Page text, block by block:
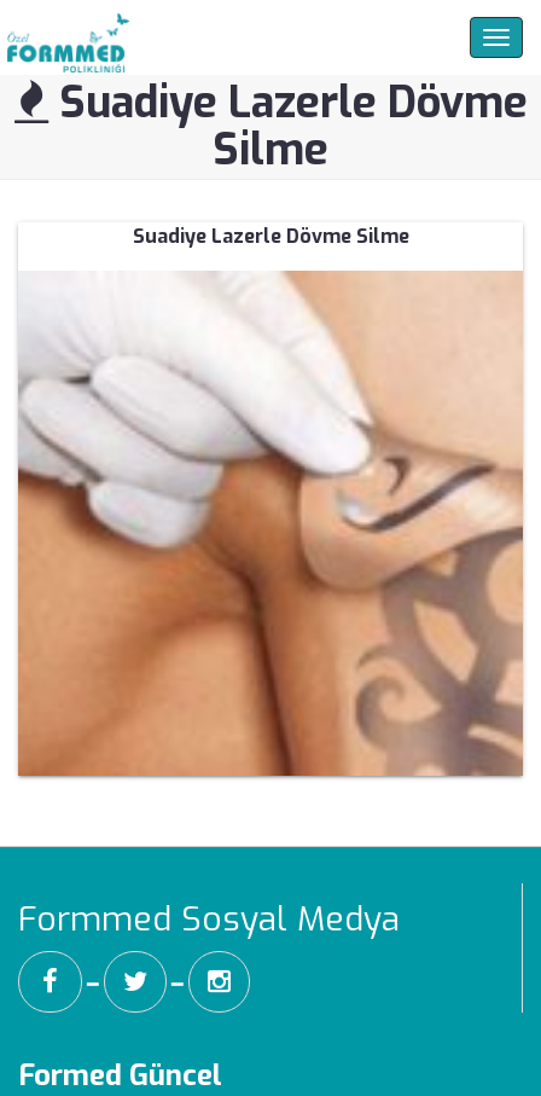
Suadiye Lazerle Dövme
Silme
Suadiye Lazerle Dövme Silme
Formmed Sosyal Medya
━ ━
Formed Güncel